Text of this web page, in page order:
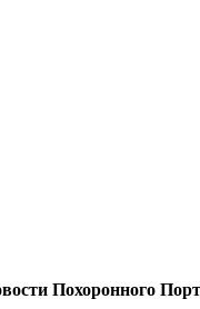
Похоронного